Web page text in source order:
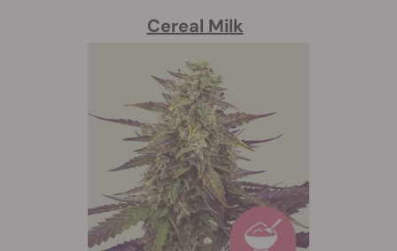
Cereal Milk